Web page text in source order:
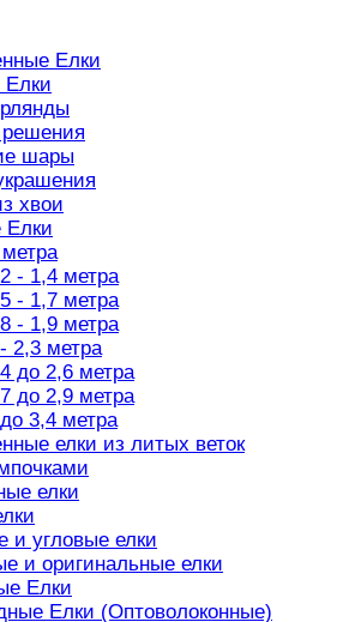
Елки
Елки
шары
хвои
Елки
- 1,4 метра
- 1,7 метра
- 1,9 метра
2,3 метра
до 2,6 метра
до 2,9 метра
3,4 метра
елки из литых веток
елки
и угловые елки
и оригинальные елки
Елки
Елки (Оптоволоконные)